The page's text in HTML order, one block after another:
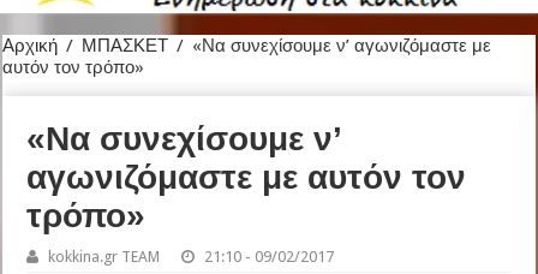
Αρχική / ΜΠΑΣΚΕΤ / «Να συνεχίσουμε ν’ αγωνιζόμαστε με
αυτόν τον τρόπο»
«Να συνεχίσουμε ν’
αγωνιζόμαστε με αυτόν τον
τρόπο»
kokkina.gr TEAM 21:10 - 09/02/2017